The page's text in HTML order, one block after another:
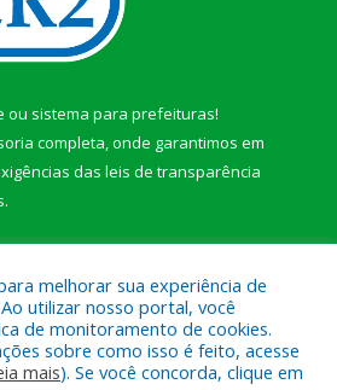
ou sistema para prefeituras!
completa, onde garantimos em
das leis de transparência
a Prefeitura Municipal de Afuá.
melhorar sua experiência de
utilizar nosso portal, você
de monitoramento de cookies.
sobre como isso é feito, acesse
mais). Se você concorda, clique em